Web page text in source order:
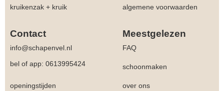
kruikenzak + kruik algemene voorwaarden
Contact Meestgelezen
info@schapenvel.nl
FAQ
bel of app: 0613995424
schoonmaken
openingstijden over ons